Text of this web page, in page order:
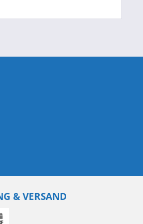
& VERSAND